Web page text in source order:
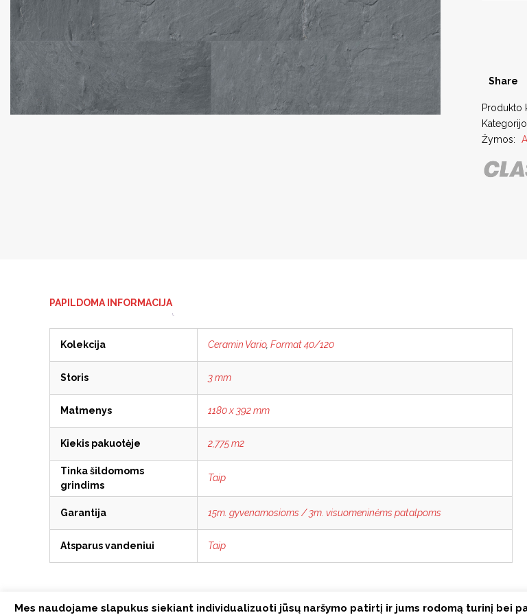
Share
Produkto
Žymos:
PAPILDOMA INFORMACIJA
Kolekcija Ceramin Vario, Format 40/120
Storis 3 mm
Matmenys 1180 x 392 mm
Kiekis pakuotėje 2,775 m2
Tinka šildomoms
grindims
Taip
Garantija 15m. gyvenamosioms / 3m. visuomeninėms patalpoms
Atsparus vandeniui Taip
Mes naudojame slapukus siekiant individualizuoti jūsų naršymo patirtį ir jums rodomą turinį bei